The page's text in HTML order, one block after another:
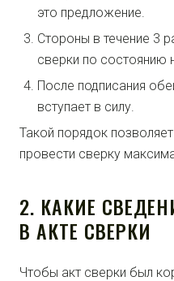
это предложение.
Стороны в течение 3
сверки по состоянию
После подписания
вступает в силу.
Такой порядок
провести сверку
2. КАКИЕ
В АКТЕ СВЕРКИ
Чтобы акт сверки был